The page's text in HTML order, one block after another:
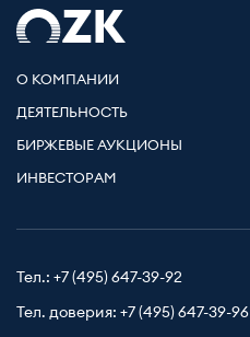
О КОМПАНИИ
ДЕЯТЕЛЬНОСТЬ
БИРЖЕВЫЕ АУКЦИОНЫ
ИНВЕСТОРАМ
Тел.: +7 (495) 647-39-92
Тел. доверия: +7 (495) 647-39-96